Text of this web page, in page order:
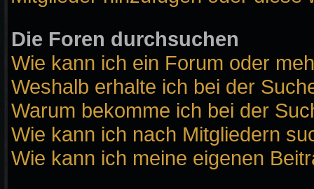
Die Foren durchsuchen
Wie kann ich ein Forum oder
Weshalb erhalte ich bei der
Warum bekomme ich bei der
Wie kann ich nach Mitgliedern
Wie kann ich meine eigenen